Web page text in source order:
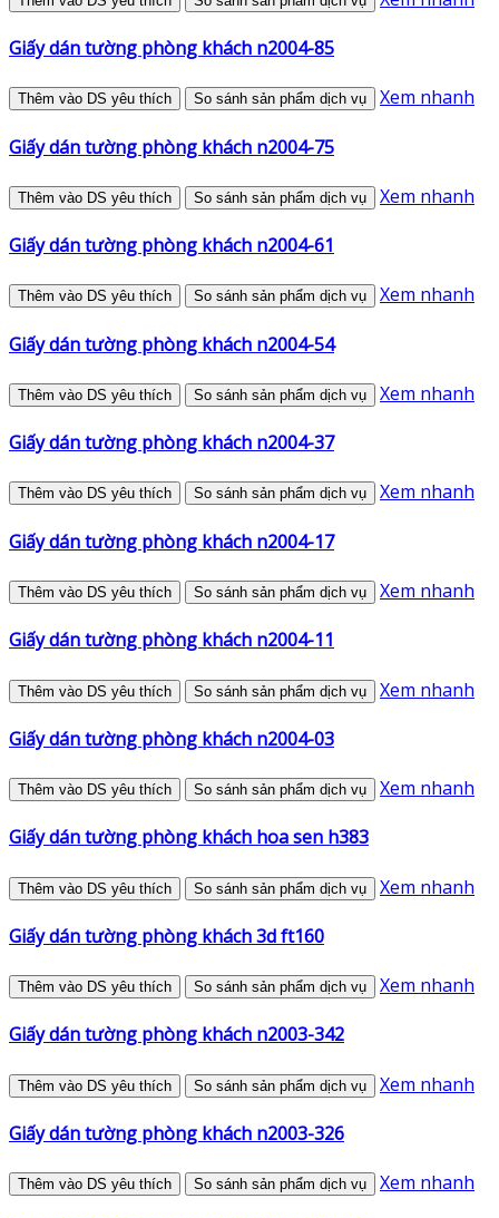
Giấy dán tường phòng khách n2004-85
Thêm vào DS yêu thích So sánh sản phẩm dịch vụ Xem nhanh
Giấy dán tường phòng khách n2004-75
Thêm vào DS yêu thích So sánh sản phẩm dịch vụ Xem nhanh
Giấy dán tường phòng khách n2004-61
Thêm vào DS yêu thích So sánh sản phẩm dịch vụ Xem nhanh
Giấy dán tường phòng khách n2004-54
Thêm vào DS yêu thích So sánh sản phẩm dịch vụ Xem nhanh
Giấy dán tường phòng khách n2004-37
Thêm vào DS yêu thích So sánh sản phẩm dịch vụ Xem nhanh
Giấy dán tường phòng khách n2004-17
Thêm vào DS yêu thích So sánh sản phẩm dịch vụ Xem nhanh
Giấy dán tường phòng khách n2004-11
Thêm vào DS yêu thích So sánh sản phẩm dịch vụ Xem nhanh
Giấy dán tường phòng khách n2004-03
Thêm vào DS yêu thích So sánh sản phẩm dịch vụ Xem nhanh
Giấy dán tường phòng khách hoa sen h383
Thêm vào DS yêu thích So sánh sản phẩm dịch vụ Xem nhanh
Giấy dán tường phòng khách 3d ft160
Thêm vào DS yêu thích So sánh sản phẩm dịch vụ Xem nhanh
Giấy dán tường phòng khách n2003-342
Thêm vào DS yêu thích So sánh sản phẩm dịch vụ Xem nhanh
Giấy dán tường phòng khách n2003-326
Thêm vào DS yêu thích So sánh sản phẩm dịch vụ Xem nhanh